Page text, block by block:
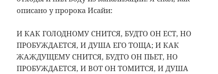
описано у пророка Исайи:
И КАК ГОЛОДНОМУ СНИТСЯ, БУДТО ОН ЕСТ, НО
ПРОБУЖДАЕТСЯ, И ДУША ЕГО ТОЩА; И КАК
ЖАЖДУЩЕМУ СНИТСЯ, БУДТО ОН ПЬЕТ, НО
ПРОБУЖДАЕТСЯ, И ВОТ ОН ТОМИТСЯ, И ДУША